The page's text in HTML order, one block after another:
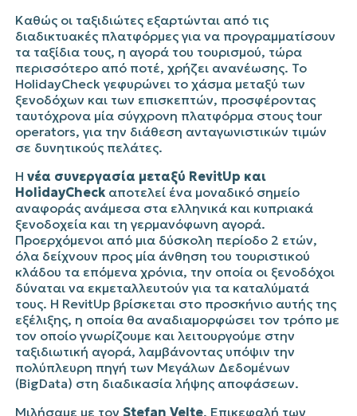
Καθώς οι ταξιδιώτες εξαρτώνται από τις
διαδικτυακές πλατφόρμες για να προγραμματίσουν
τα ταξίδια τους, η αγορά του τουρισμού, τώρα
περισσότερο από ποτέ, χρήζει ανανέωσης. Το
HolidayCheck γεφυρώνει το χάσμα μεταξύ των
ξενοδόχων και των επισκεπτών, προσφέροντας
ταυτόχρονα μία σύγχρονη πλατφόρμα στους tour
operators, για την διάθεση ανταγωνιστικών τιμών
σε δυνητικούς πελάτες.
Η νέα συνεργασία μεταξύ RevitUp και
HolidayCheckαποτελεί ένα μοναδικό σημείο
αναφοράς ανάμεσα στα ελληνικά και κυπριακά
ξενοδοχεία και τη γερμανόφωνη αγορά.
Προερχόμενοι από μια δύσκολη περίοδο 2 ετών,
όλα δείχνουν προς μία άνθηση του τουριστικού
κλάδου τα επόμενα χρόνια, την οποία οι ξενοδόχοι
δύναται να εκμεταλλευτούν για τα καταλύματά
τους. Η RevitUp βρίσκεται στο προσκήνιο αυτής της
εξέλιξης, η οποία θα αναδιαμορφώσει τον τρόπο με
τον οποίο γνωρίζουμε και λειτουργούμε στην
ταξιδιωτική αγορά, λαμβάνοντας υπόψιν την
πολύπλευρη πηγή των Μεγάλων Δεδομένων
(BigData) στη διαδικασία λήψης αποφάσεων.
Μιλήσαμε με τον Stefan Velte, Eπικεφαλή των